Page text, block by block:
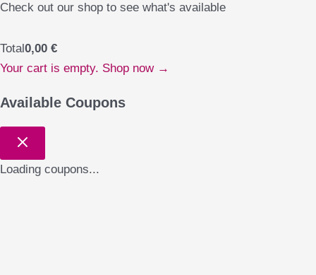
Check out our shop to see what's available
Total0,00 €
Your cart is empty. Shop now →
Available Coupons
Loading coupons...